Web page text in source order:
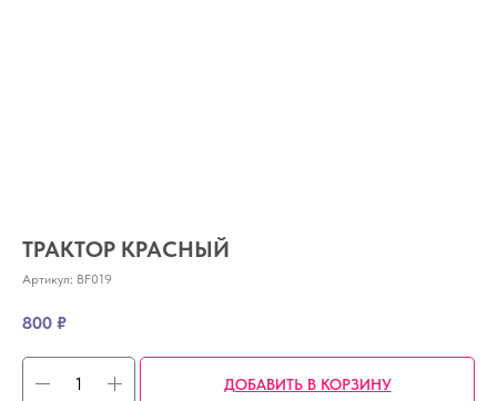
ТРАКТОР КРАСНЫЙ
Артикул: BF019
800 ₽
ДОБАВИТЬ В КОРЗИНУ